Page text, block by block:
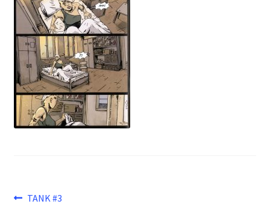
Beitragsnavigation
Vorheriger
TANK #3